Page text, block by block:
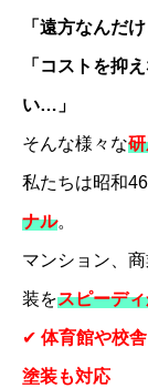
「遠方なんだ
「コストを抑
い…」
そんな様々な
私たちは昭和
ナル。
マンション、
装をスピーデ
✔ 体育館や校
塗装も対応